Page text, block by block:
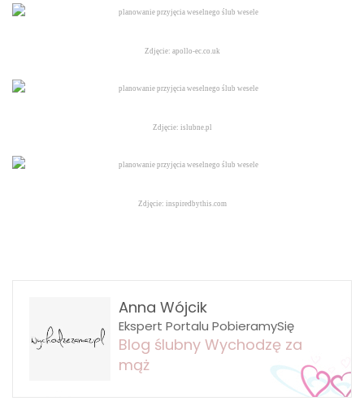
Zdjęcie: apollo-ec.co.uk
Zdjęcie: islubne.pl
Zdjęcie: inspiredbythis.com
Anna Wójcik
Ekspert Portalu PobieramySię
Blog ślubny Wychodzę za
mąż